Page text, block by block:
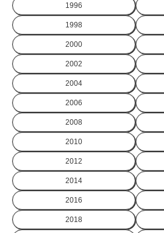
1996
1998
2000
2002
2004
2006
2008
2010
2012
2014
2016
2018